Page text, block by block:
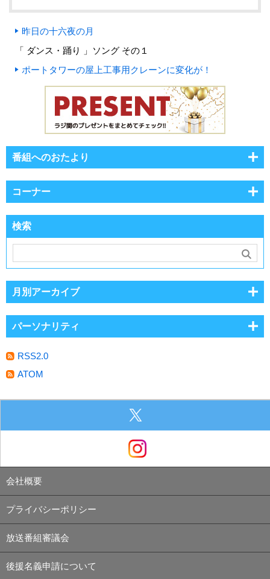
昨日の十六夜の月
「 ダンス・踊り 」ソング その１
ポートタワーの屋上工事用クレーンに変化が！
番組へのおたより
コーナー
検索
月別アーカイブ
パーソナリティ
RSS2.0
ATOM
会社概要
プライバシーポリシー
放送番組審議会
後援名義申請について